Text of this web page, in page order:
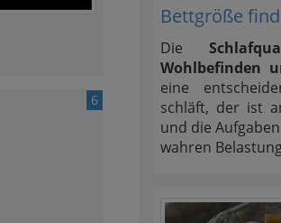
6
Bettgröße
Die
Wohlbefinden
eine
schläft, der ist
und die
wahren